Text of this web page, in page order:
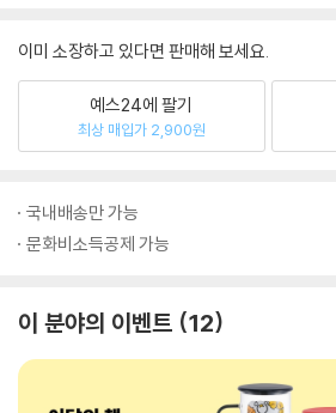
이미 소장하고 있다면 판매해 보세요.
예스24에 팔기
최상 매입가 2,900원
국내배송만 가능
문화비소득공제 가능
이 분야의 이벤트 12